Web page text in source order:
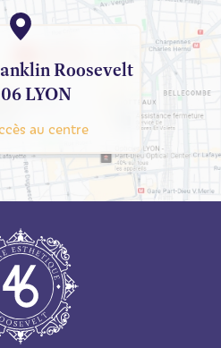
Roosevelt
LYON
au centre